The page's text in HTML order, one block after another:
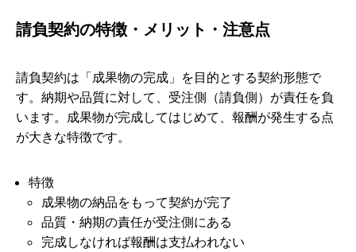
請負契約の特徴・メリット・注意点
請負契約は「成果物の完成」を目的とする契約形態で
す。納期や品質に対して、受注側（請負側）が責任を負
います。成果物が完成してはじめて、報酬が発生する点
が大きな特徴です。
特徴
成果物の納品をもって契約が完了
品質・納期の責任が受注側にある
完成しなければ報酬は支払われない